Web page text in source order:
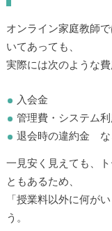
オンライン家庭教師
いてあっても、
実際には次のような
入会金
管理費・システム
退会時の違約金 な
一見安く見えても、
ともあるため、
「授業料以外に何が
う。